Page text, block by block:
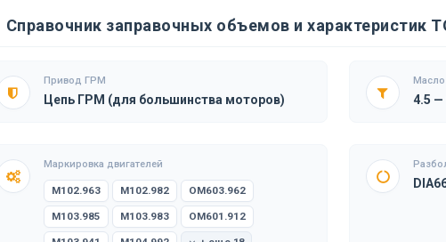
Справочник заправочных объемов и характеристик
Привод ГРМ
Цепь ГРМ (для большинства моторов)
Масло
4.5 —
Маркировка двигателей
M102.963 M102.982 OM603.962
M103.985 M103.983 OM601.912